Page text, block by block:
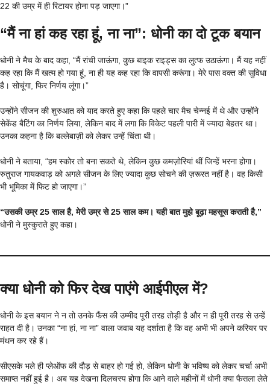
22 की उम्र में ही रिटायर होना पड़ जाएगा।”
“मैं ना हां कह रहा हूं, ना ना”: धोनी का दो टूक बयान
धोनी ने मैच के बाद कहा, “मैं रांची जाऊंगा, कुछ बाइक राइड्स का लुत्फ उठाऊंगा। मैं यह नहीं
कह रहा कि मैं खत्म हो गया हूं, ना ही यह कह रहा कि वापसी करूंगा। मेरे पास वक्त की सुविधा
है। सोचूंगा, फिर निर्णय लूंगा।”
उन्होंने सीजन की शुरुआत को याद करते हुए कहा कि पहले चार मैच चेन्नई में थे और उन्होंने
सेकेंड बैटिंग का निर्णय लिया, लेकिन बाद में लगा कि विकेट पहली पारी में ज्यादा बेहतर था।
उनका कहना है कि बल्लेबाज़ी को लेकर उन्हें चिंता थी।
धोनी ने बताया, “हम स्कोर तो बना सकते थे, लेकिन कुछ कमज़ोरियां थीं जिन्हें भरना होगा।
रुतुराज गायकवाड़ को अगले सीजन के लिए ज्यादा कुछ सोचने की ज़रूरत नहीं है। वह किसी
भी भूमिका में फिट हो जाएगा।”
“उसकी उम्र 25 साल है, मेरी उम्र से 25 साल कम। यही बात मुझे बूढ़ा महसूस कराती है,”
धोनी ने मुस्कुराते हुए कहा।
क्या धोनी को फिर देख पाएंगे आईपीएल में?
धोनी के इस बयान ने न तो उनके फैंस की उम्मीद पूरी तरह तोड़ी है और न ही पूरी तरह से उन्हें
राहत दी है। उनका “ना हां, ना ना” वाला जवाब यह दर्शाता है कि वह अभी भी अपने करियर पर
मंथन कर रहे हैं।
सीएसके भले ही प्लेऑफ की दौड़ से बाहर हो गई हो, लेकिन धोनी के भविष्य को लेकर चर्चा अभी
समाप्त नहीं हुई है। अब यह देखना दिलचस्प होगा कि आने वाले महीनों में धोनी क्या फैसला लेते